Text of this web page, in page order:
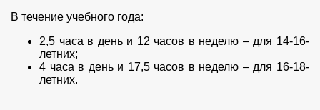
В течение учебного года:
2,5 часа в день и 12 часов в неделю – для 14-16-
летних;
4 часа в день и 17,5 часов в неделю – для 16-18-
летних.